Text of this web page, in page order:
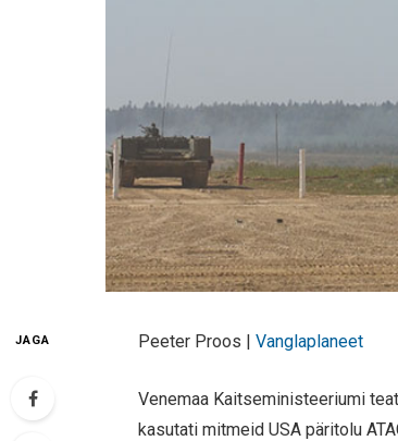
JAGA Peeter Proos |Vanglaplaneet
Venemaa Kaitseministeeriumi
kasutati mitmeid USA päritolu